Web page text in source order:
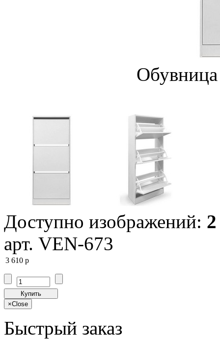
Доступно изображений: 2
арт. VEN-673
3 610 p
Купить
×Close
Быстрый заказ